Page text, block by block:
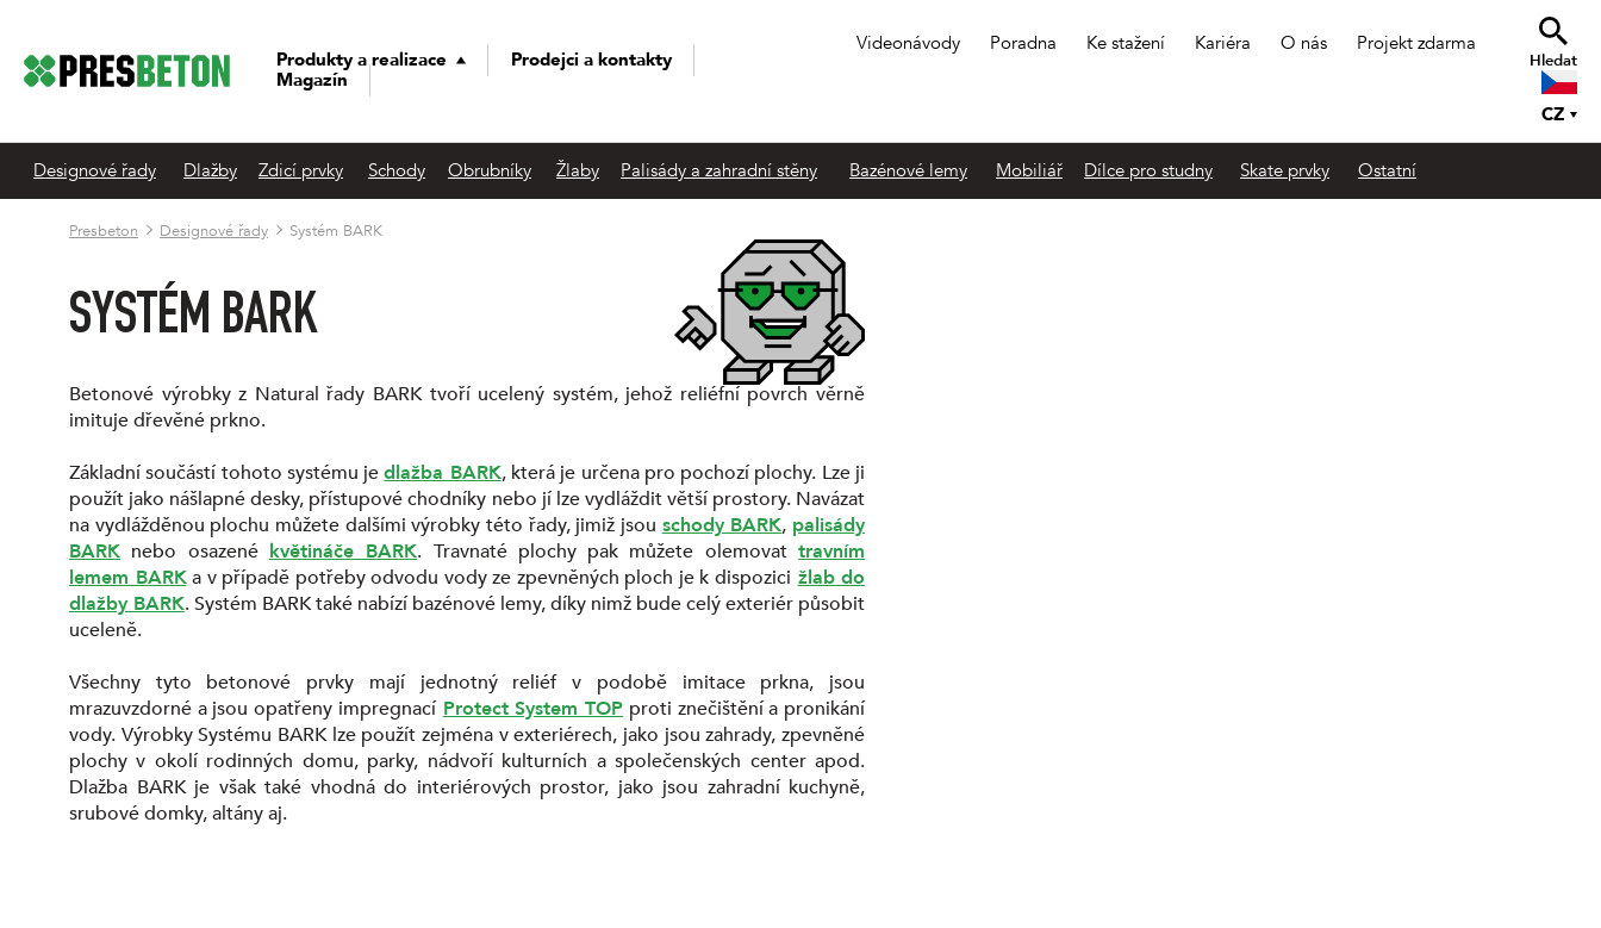
Produkty a realizace
Prodejci a kontakty
Magazín
Videonávody Poradna Ke stažení Kariéra O nás Projekt zdarma
Hledat
CZ
Designové řady Dlažby Zdicí prvky Schody Obrubníky Žlaby Palisády a zahradní stěny Bazénové lemy Mobiliář Dílce pro studny Skate prvky Ostatní
Presbeton Designové řady Systém BARK
SYSTÉM BARK
Betonové výrobky z Natural řady BARK tvoří ucelený systém, jehož reliéfní povrch věrně
imituje dřevěné prkno.
Základní součástí tohoto systému jedlažba BARK, která je určena pro pochozí plochy. Lze ji
použít jako nášlapné desky, přístupové chodníky nebo jí lze vydláždit větší prostory. Navázat
na vydlážděnou plochu můžete dalšími výrobky této řady, jimiž jsou schody BARK, palisády
BARK nebo osazené květináče BARK. Travnaté plochy pak můžete olemovattravním
lemem BARKa v případě potřeby odvodu vody ze zpevněných ploch je k dispozici žlab do
dlažby BARK. Systém BARK také nabízí bazénové lemy, díky nimž bude celý exteriér působit
uceleně.
Všechny tyto betonové prvky mají jednotný reliéf v podobě imitace prkna, jsou
mrazuvzdorné a jsou opatřeny impregnací Protect System TOP proti znečištění a pronikání
vody. Výrobky Systému BARK lze použít zejména v exteriérech, jako jsou zahrady, zpevněné
plochy v okolí rodinných domu, parky, nádvoří kulturních a společenských center apod.
Dlažba BARK je však také vhodná do interiérových prostor, jako jsou zahradní kuchyně,
srubové domky, altány aj.